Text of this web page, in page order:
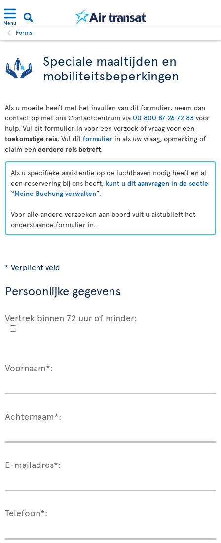
Menu
Forms
Speciale maaltijden en
mobiliteitsbeperkingen
Als u moeite heeft met het invullen van dit formulier, neem dan
contact op met ons Contactcentrum via 00 800 87 26 72 83 voor
hulp. Vul dit formulier in voor een verzoek of vraag voor een
toekomstige reis. Vul dit formulier in als uw vraag, opmerking of
claim een eerdere reis betreft.
Als u specifieke assistentie op de luchthaven nodig heeft en al
een reservering bij ons heeft, kunt u dit aanvragen in de sectie
“Meine Buchung verwalten”.
Voor alle andere verzoeken aan boord vult u alstublieft het
onderstaande formulier in.
* Verplicht veld
Persoonlijke gegevens
Vertrek binnen 72 uur of minder:
Voornaam*:
Achternaam*:
E-mailadres*:
Telefoon*: